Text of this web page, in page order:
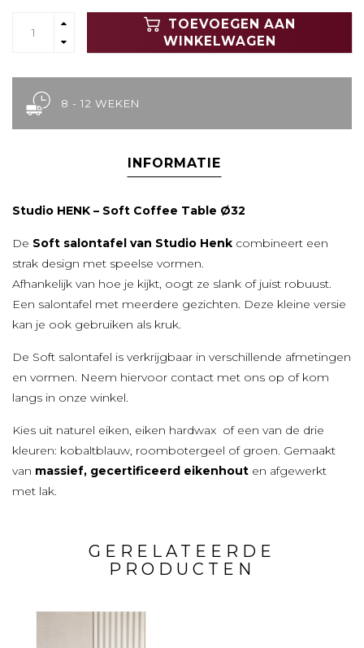
TOEVOEGEN AAN
WINKELWAGEN
8 - 12 WEKEN
INFORMATIE
Studio HENK – Soft Coffee Table Ø32
De Soft salontafel van Studio Henk combineert een
strak design met speelse vormen.
Afhankelijk van hoe je kijkt, oogt ze slank of juist robuust.
Een salontafel met meerdere gezichten. Deze kleine versie
kan je ook gebruiken als kruk.
De Soft salontafel is verkrijgbaar in verschillende afmetingen
en vormen. Neem hiervoor contact met ons op of kom
langs in onze winkel.
Kies uit naturel eiken, eiken hardwax of een van de drie
kleuren: kobaltblauw, roombotergeel of groen. Gemaakt
van massief, gecertificeerd eikenhout en afgewerkt
met lak.
GERELATEERDE
PRODUCTEN